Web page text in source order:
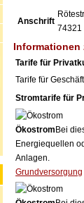
Anschrift
74321
Informationen
Tarife für
Tarife für
Stromtarife für
Ökostrom Bei
Energiequellen
Anlagen.
Grundversorgung